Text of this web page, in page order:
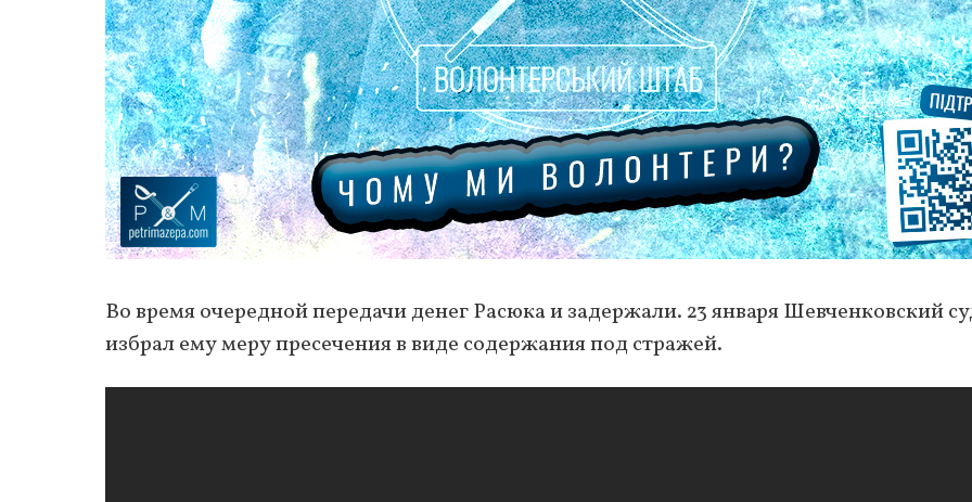
Во время очередной передачи денег Расюка и задержали. 23 января Шевченковский
избрал ему меру пресечения в виде содержания под стражей.